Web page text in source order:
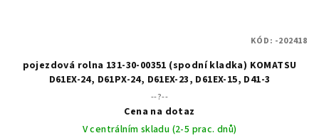
pojezdová rolna 131-30-00351 (spodní kladka) KOMATSU
D61EX-24, D61PX-24, D61EX-23, D61EX-15, D41-3
--?--
Cena na dotaz
V centrálním skladu (2-5 prac. dnů)
KÓD: -202418